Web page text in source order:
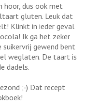
dus ook met
gluten. Leuk dat
Klinkt in ieder geval
Ik ga het zeker
suikervrij gewend bent
weglaten. De taart is
dadels.
;-) Dat recept